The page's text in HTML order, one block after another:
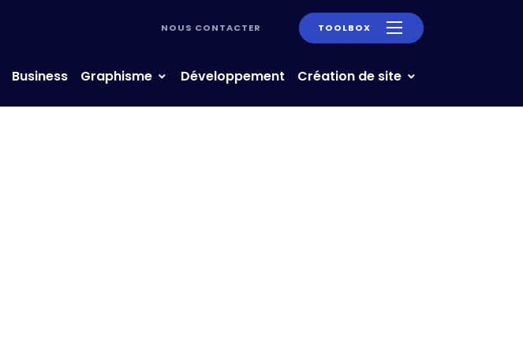
NOUS CONTACTER TOOLBOX
Business Graphisme Développement Création de site